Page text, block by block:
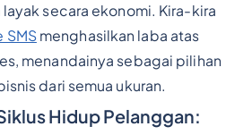
secara ekonomi. Kira-kira
SMSmenghasilkan laba atas
menandainya sebagai pilihan
dari semua ukuran.
Hidup Pelanggan: